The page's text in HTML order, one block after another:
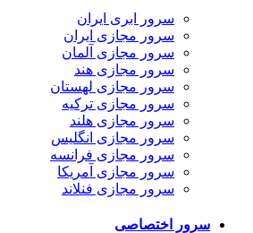
سرور ابری ایران
سرور مجازی ایران
سرور مجازی آلمان
سرور مجازی هند
سرور مجازی لهستان
سرور مجازی ترکیه
سرور مجازی هلند
سرور مجازی انگلیس
سرور مجازی فرانسه
سرور مجازی آمریکا
سرور مجازی فنلاند
سرور اختصاصی